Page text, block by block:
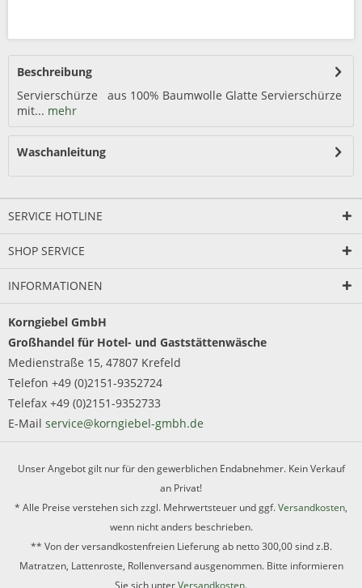
Beschreibung
Servierschürze aus 100% Baumwolle Glatte Servierschürze
mit... mehr
Waschanleitung
SERVICE HOTLINE
SHOP SERVICE
INFORMATIONEN
Korngiebel GmbH
Großhandel für Hotel- und Gaststättenwäsche
Medienstraße 15, 47807 Krefeld
Telefon +49 (0)2151-9352724
Telefax +49 (0)2151-9352733
E-Mail service@korngiebel-gmbh.de
Unser Angebot gilt nur für den gewerblichen Endabnehmer. Kein Verkauf
an Privat!
* Alle Preise verstehen sich zzgl. Mehrwertsteuer und ggf.Versandkosten,
wenn nicht anders beschrieben.
** Von der versandkostenfreien Lieferung ab netto 300,00 sind z.B.
Matratzen, Lattenroste, Rollenversand ausgenommen. Bitte informieren